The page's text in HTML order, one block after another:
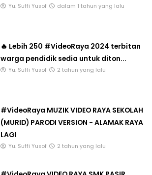
Yu. Suffi Yusof dalam 1 tahun yang lalu
🔥 Lebih 250 #VideoRaya 2024 terbitan
warga pendidik sedia untuk diton...
Yu. Suffi Yusof 2 tahun yang lalu
#VideoRaya MUZIK VIDEO RAYA SEKOLAH
(MURID) PARODI VERSION - ALAMAK RAYA
LAGI
Yu. Suffi Yusof 2 tahun yang lalu